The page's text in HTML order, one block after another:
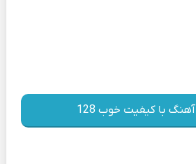
آهنگ با کیفیت خوب 128